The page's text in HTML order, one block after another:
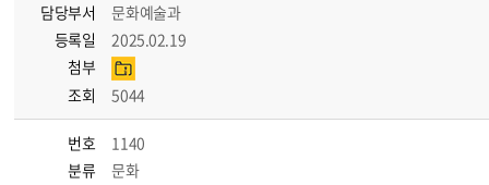
담당부서
문화예술과
등록일
2025.02.19
첨부
조회
5044
번호
1140
분류
문화